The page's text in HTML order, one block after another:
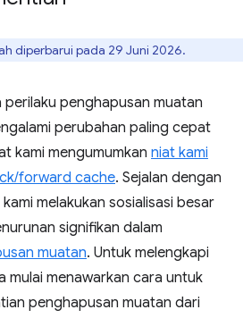
diperbarui pada 29 Juni 2026.
penghapusan muatan
perubahan paling cepat
kami mengumumkan niat kami
forward cache. Sejalan dengan
melakukan sosialisasi besar
signifikan dalam
muatan. Untuk melengkapi
mulai menawarkan cara untuk
penghapusan muatan dari